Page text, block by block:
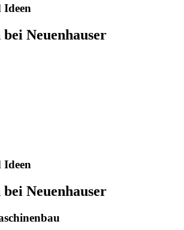
Ideen
Neuenhauser
Ideen
Neuenhauser